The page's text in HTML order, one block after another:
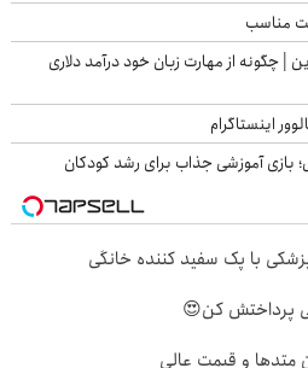
مناسب
| چگونه از مهارت زبان خود درآمد دلاری
اینستاگرام
بازی آموزشی جذاب برای رشد کودکان
با پک سفید کننده خانگی
و قیمت عالی